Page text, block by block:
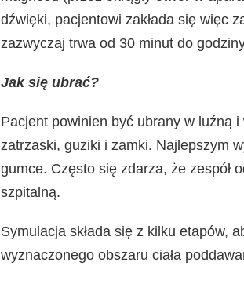
dźwięki, pacjentowi zakłada się więc
zazwyczaj trwa od 30 minut do
Jak się ubrać?
Pacjent powinien być ubrany w luźną
zatrzaski, guziki i zamki. Najlepszym
gumce. Często się zdarza, że zespół
szpitalną.
Symulacja składa się z kilku etapów,
wyznaczonego obszaru ciała